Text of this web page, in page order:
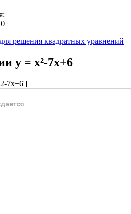
решения квадратных уравнений
y = x²-7x+6
7x+6']